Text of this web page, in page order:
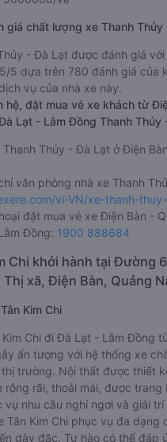
giá chất lượng xe Thanh
- Đà Lạt được đánh giá với
5 dựa trên 780 đánh giá của
vụ của nhà xe này.
hệ, đặt mua vé xe khách từ
Lạt - Lâm Đồng Thanh Thủy
Thanh Thủy - Đà Lạt ở Điện
văn phòng nhà xe Thanh
vi-VN/xe-thanh-
đặt mua vé xe Điện Bàn -
Đồng: 1900 888684
Chi khởi hành tại Đường
xã, Điện Bàn, Quảng
Kim Chi
Kim Chi đi Đà Lạt - Lâm Đồng
ấn tượng với hệ thống xe
trường. Nội thất được thiết
rộng rãi, thoải mái, được trang
vụ nhu cầu nghỉ ngơi và giải trí
Tân Kim Chi phục vụ đa dạng
dày đặc. Tự hào có thể đáp